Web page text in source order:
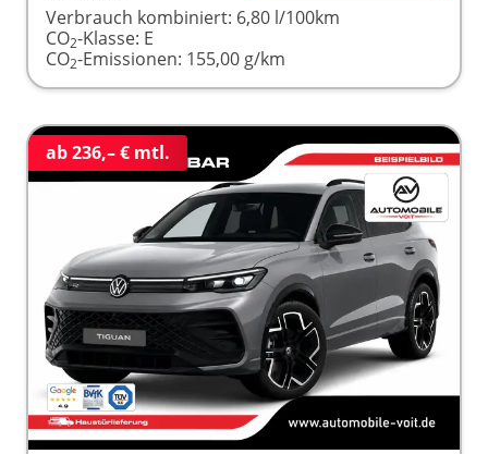
Verbrauch kombiniert: 6,80 l/100km
CO2-Klasse: E
CO2-Emissionen: 155,00 g/km
ab 236,– € mtl.